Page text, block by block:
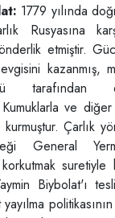
1779 yılında
Rusyasına
etmiştir.
kazanmış,
ve diğer
Çarlık
General
suretiyle
Biybolat'ı